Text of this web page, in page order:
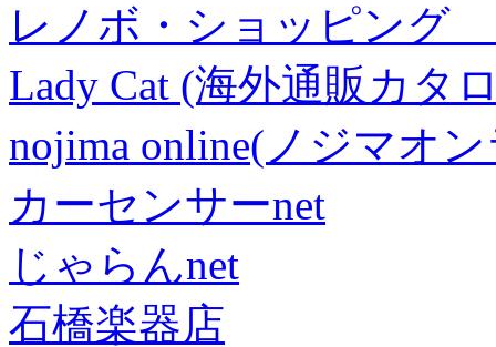
レノボ・ショッピング
Lady Cat (海外通販カタ
nojima online(ノジマオ
カーセンサーnet
じゃらんnet
石橋楽器店